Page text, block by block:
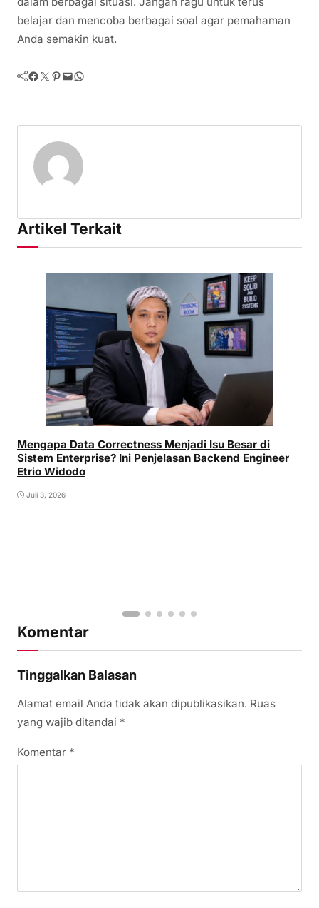
belajar dan mencoba berbagai soal agar pemahaman
Anda semakin kuat.
Facebook Twitter Pinterest Mail WhatsApp
Artikel Terkait
Mengapa Data Correctness Menjadi Isu Besar di
Sistem Enterprise? Ini Penjelasan Backend Engineer
Etrio Widodo
Juli 3, 2026
Komentar
Tinggalkan Balasan
Alamat email Anda tidak akan dipublikasikan. Ruas
yang wajib ditandai *
Komentar *